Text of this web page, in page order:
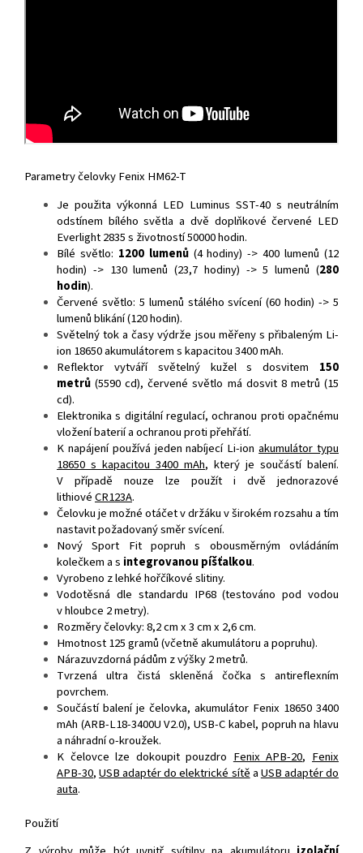
Parametry čelovky Fenix HM62-T
Je použita výkonná LED Luminus SST-40 s neutrálním
odstínem bílého světla a dvě doplňkové červené LED
Everlight 2835 s životností 50000 hodin.
Bílé světlo: 1200 lumenů(4 hodiny) -> 400 lumenů (12
hodin) -> 130 lumenů (23,7 hodiny) -> 5 lumenů (280
hodin).
Červené světlo: 5 lumenů stálého svícení (60 hodin) -> 5
lumenů blikání (120 hodin).
Světelný tok a časy výdrže jsou měřeny s přibaleným Li-
ion 18650 akumulátorem s kapacitou 3400 mAh.
Reflektor vytváří světelný kužel s dosvitem 150
metrů (5590 cd), červené světlo má dosvit 8 metrů (15
cd).
Elektronika s digitální regulací, ochranou proti opačnému
vložení baterií a ochranou proti přehřátí.
K napájení používá jeden nabíjecí Li-ionakumulátor typu
18650 s kapacitou 3400 mAh, který je součástí balení.
V případě nouze lze použít i dvě jednorazové
lithiovéCR123A.
Čelovku je možné otáčet v držáku v širokém rozsahu a tím
nastavit požadovaný směr svícení.
Nový Sport Fit popruh s obousměrným ovládáním
kolečkem a s integrovanou píšťalkou.
Vyrobeno z lehké hořčíkové slitiny.
Vodotěsná dle standardu IP68 (testováno pod vodou
v hloubce 2 metry).
Rozměry čelovky: 8,2 cm x 3 cm x 2,6 cm.
Hmotnost 125 gramů (včetně akumulátoru a popruhu).
Nárazuvzdorná pádům z výšky 2 metrů.
Tvrzená ultra čistá skleněná čočka s antireflexním
povrchem.
Součástí balení je čelovka, akumulátor Fenix 18650 3400
mAh (ARB-L18-3400U V2.0), USB-C kabel, popruh na hlavu
a náhradní o-kroužek.
K čelovce lze dokoupit pouzdro Fenix APB-20, Fenix
APB-30,USB adaptér do elektrické sítěaUSB adaptér do
auta.
Použití